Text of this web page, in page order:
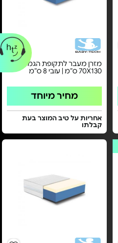
מזרן מעבר לתקופת הגמילה -
70X130 ס”מ | עובי 8 ס”מ
מחיר מיוחד
אחריות על טיב המוצר בעת
קבלתו